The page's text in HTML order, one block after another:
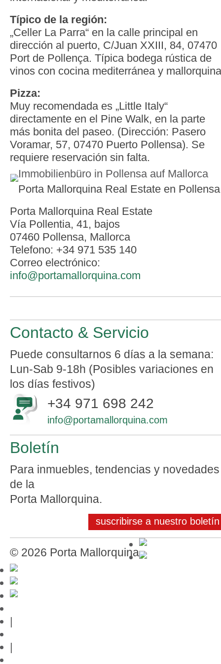
Típico de la región:
„Celler La Parra“ en la calle principal en
dirección al puerto, C/Juan XXIII, 84, 07470
Port de Pollença. Típica bodega rústica de
vinos con cocina mediterránea y mallorquina
Pizza:
Muy recomendada es „Little Italy“
directamente en el Pine Walk, en la parte
más bonita del paseo. (Dirección: Pasero
Voramar, 57, 07470 Puerto Pollensa). Se
requiere reservación sin falta.
Porta Mallorquina Real Estate en Pollensa
Porta Mallorquina Real Estate
Vía Pollentia, 41, bajos
07460 Pollensa, Mallorca
Telefono: +34 971 535 140
Correo electrónico:
info@portamallorquina.com
Contacto & Servicio
Puede consultarnos 6 días a la semana:
Lun-Sab 9-18h (Posibles variaciones en
los días festivos)
+34 971 698 242
info@portamallorquina.com
Boletín
Para inmuebles, tendencias y novedades
de la
Porta Mallorquina.
suscribirse a nuestro boletín
© 2026 Porta Mallorquina
|
|